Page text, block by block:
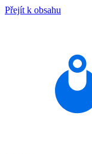
Přejít k obsahu